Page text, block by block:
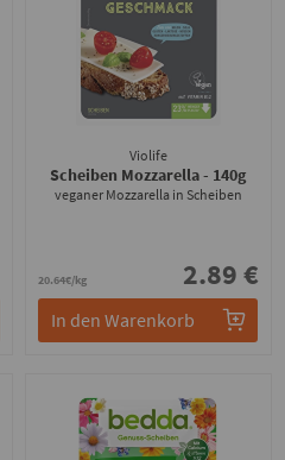
Violife
Scheiben Mozzarella- 140g
veganer Mozzarella in Scheiben
20.64€/kg 2.89 €
In den Warenkorb